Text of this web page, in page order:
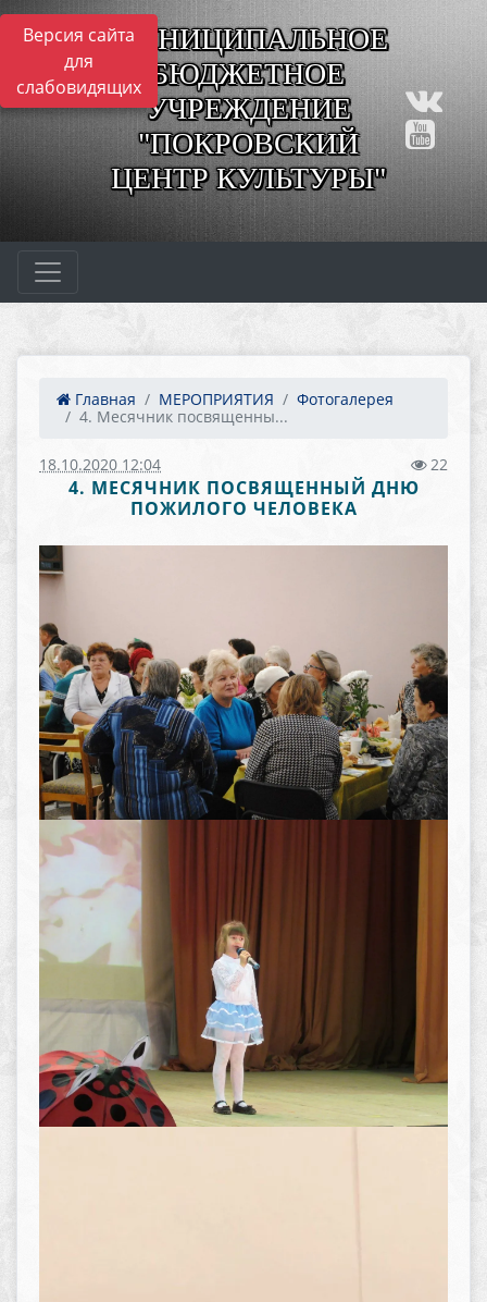
Версия сайта
для
слабовидящих
МУНИЦИПАЛЬНОЕ
БЮДЖЕТНОЕ
УЧРЕЖДЕНИЕ
"ПОКРОВСКИЙ
ЦЕНТР КУЛЬТУРЫ"
Главная МЕРОПРИЯТИЯ
Фотогалерея
4. Месячник посвященны...
18.10.2020 12:04 22
4. МЕСЯЧНИК ПОСВЯЩЕННЫЙ ДНЮ
ПОЖИЛОГО ЧЕЛОВЕКА